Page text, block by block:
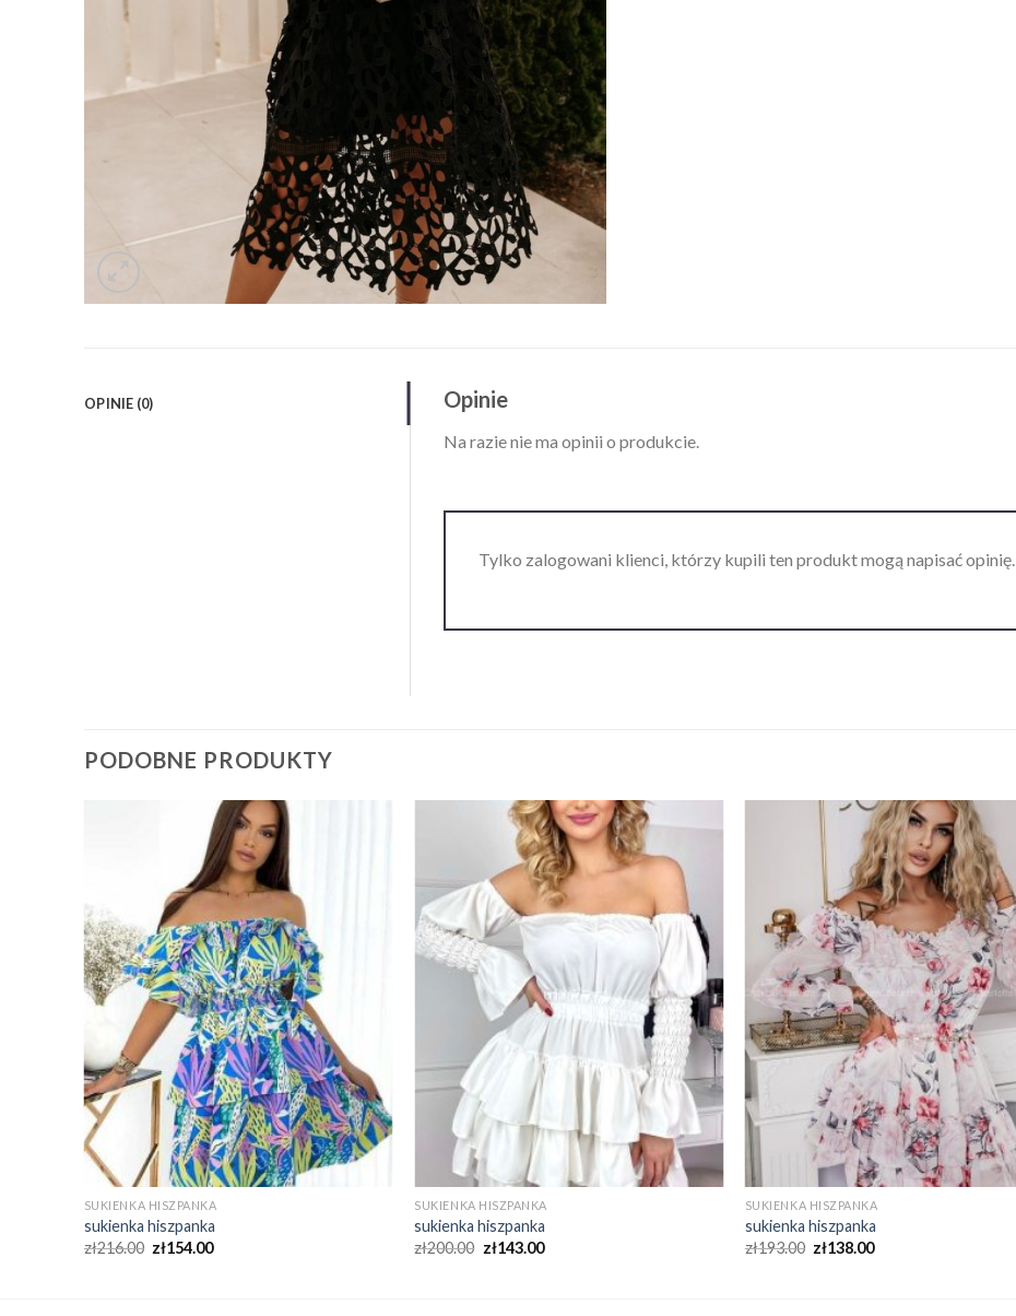
OPINIE (0) Opinie
Na razie nie ma opinii o produkcie.
Tylko zalogowani klienci, którzy kupili ten produkt mogą napisać opinię.
PODOBNE PRODUKTY
SUKIENKA HISZPANKA
sukienka hiszpanka
zł216.00 zł154.00
SUKIENKA HISZPANKA
sukienka hiszpanka
zł200.00 zł143.00
SUKIENKA HISZPANKA
sukienka hiszpanka
zł193.00 zł138.00